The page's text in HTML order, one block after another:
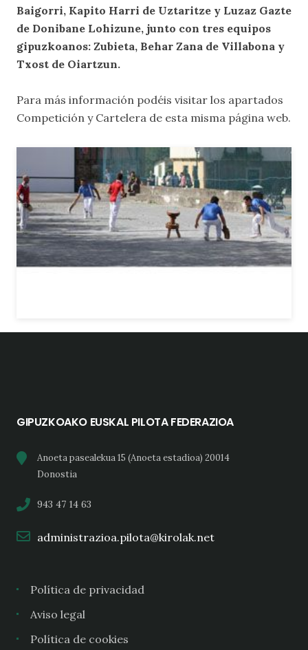
Baigorri, Kapito Harri de Uztaritze y Luzaz Gazte
de Donibane Lohizune, junto con tres equipos
gipuzkoanos: Zubieta, Behar Zana de Villabona y
Txost de Oiartzun.
Para más información podéis visitar los apartados
Competición y Cartelera de esta misma página web.
GIPUZKOAKO EUSKAL PILOTA FEDERAZIOA
Anoeta pasealekua 15 (Anoeta estadioa) 20014
Donostia
943 47 14 63
administrazioa.pilota@kirolak.net
Política de privacidad
Aviso legal
Política de cookies